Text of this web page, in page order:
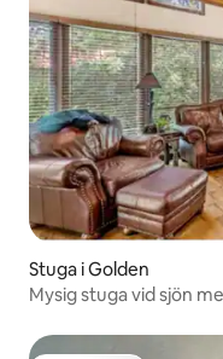
Stuga i Golden
Mysig stuga vid sjön